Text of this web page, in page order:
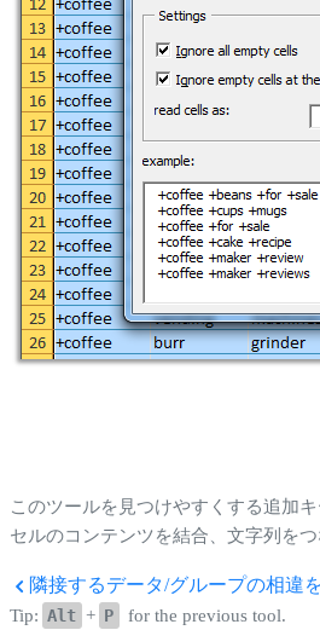
このツールを見つけやすくする追加
セルのコンテンツを結合、文字列を
隣接するデータ/グループの相違
Tip: Alt + P for the previous tool.